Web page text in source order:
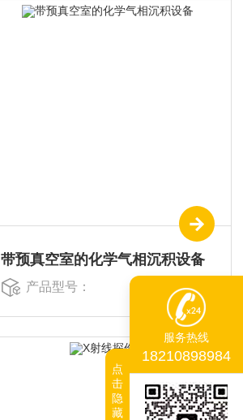
带预真空室的化学气相沉积设备
产品型号：
服务热线
18210898984
点
击
隐
藏